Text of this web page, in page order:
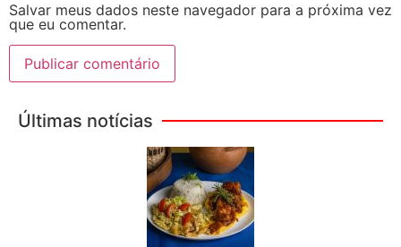
Salvar meus dados neste navegador para a próxima vez
que eu comentar.
Últimas notícias